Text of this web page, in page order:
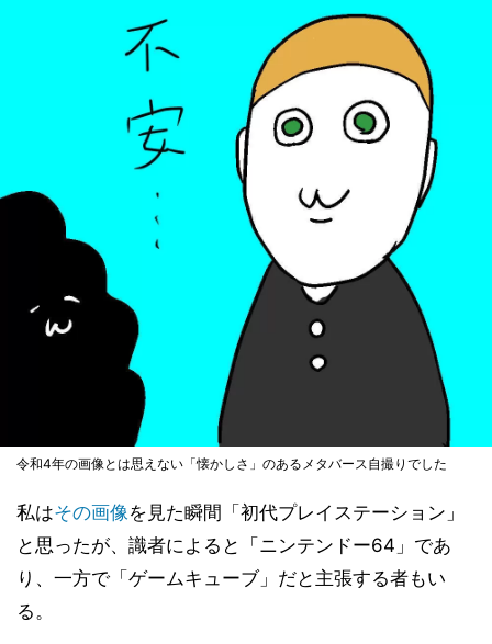
令和4年の画像とは思えない「懐かしさ」のあるメタバース自撮りでした
私はその画像を見た瞬間「初代プレイステーション」
と思ったが、識者によると「ニンテンドー64」であ
り、一方で「ゲームキューブ」だと主張する者もい
る。